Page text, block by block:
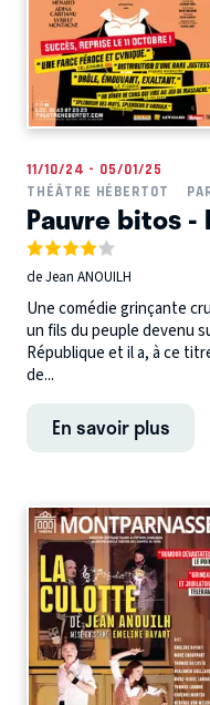
11/10/24 - 05/01/25
THÉÂTRE HÉBERTOT
Pauvre bitos
de Jean ANOUILH
Une comédie grinçante
un fils du peuple devenu
République et il a, à ce
de...
En savoir plus